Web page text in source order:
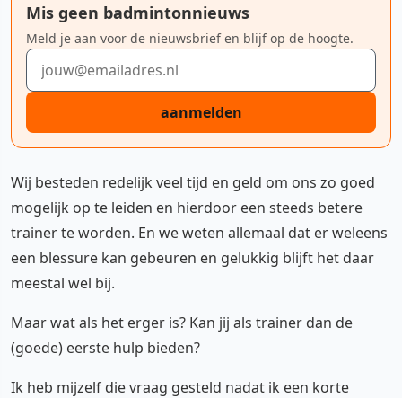
Mis geen badmintonnieuws
Meld je aan voor de nieuwsbrief en blijf op de hoogte.
E-mailadres
aanmelden
Wij besteden redelijk veel tijd en geld om ons zo goed
mogelijk op te leiden en hierdoor een steeds betere
trainer te worden. En we weten allemaal dat er weleens
een blessure kan gebeuren en gelukkig blijft het daar
meestal wel bij.
Maar wat als het erger is? Kan jij als trainer dan de
(goede) eerste hulp bieden?
Ik heb mijzelf die vraag gesteld nadat ik een korte